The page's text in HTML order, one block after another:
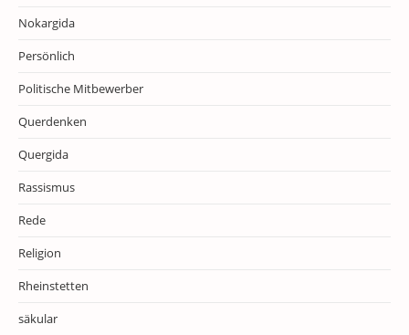
Nokargida
Persönlich
Politische Mitbewerber
Querdenken
Quergida
Rassismus
Rede
Religion
Rheinstetten
säkular